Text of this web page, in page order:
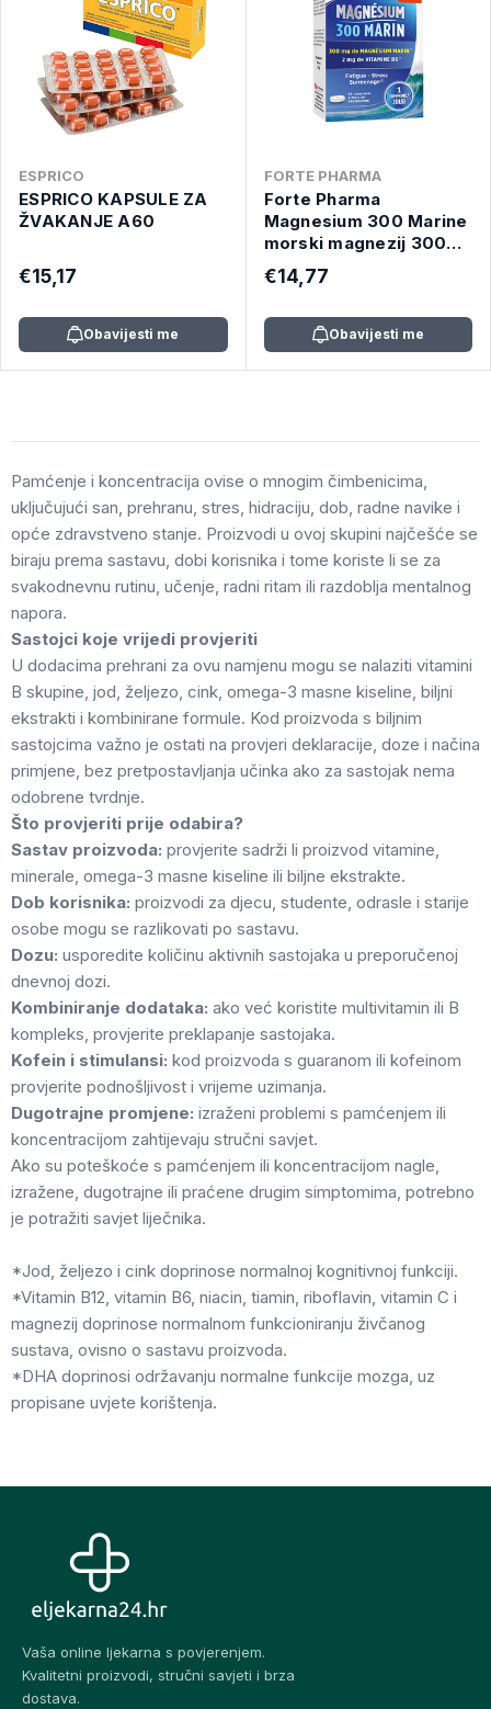
ESPRICO
ESPRICO KAPSULE ZA
ŽVAKANJE A60
€15,17
Obavijesti me
FORTE PHARMA
Forte Pharma
Magnesium 300 Marine
morski magnezij 300
mg, A56
€14,77
Obavijesti me
Pamćenje i koncentracija ovise o mnogim čimbenicima,
uključujući san, prehranu, stres, hidraciju, dob, radne navike i
opće zdravstveno stanje. Proizvodi u ovoj skupini najčešće se
biraju prema sastavu, dobi korisnika i tome koriste li se za
svakodnevnu rutinu, učenje, radni ritam ili razdoblja mentalnog
napora.
Sastojci koje vrijedi provjeriti
U dodacima prehrani za ovu namjenu mogu se nalaziti vitamini
B skupine, jod, željezo, cink, omega-3 masne kiseline, biljni
ekstrakti i kombinirane formule. Kod proizvoda s biljnim
sastojcima važno je ostati na provjeri deklaracije, doze i načina
primjene, bez pretpostavljanja učinka ako za sastojak nema
odobrene tvrdnje.
Što provjeriti prije odabira?
Sastav proizvoda: provjerite sadrži li proizvod vitamine,
minerale, omega-3 masne kiseline ili biljne ekstrakte.
Dob korisnika: proizvodi za djecu, studente, odrasle i starije
osobe mogu se razlikovati po sastavu.
Dozu: usporedite količinu aktivnih sastojaka u preporučenoj
dnevnoj dozi.
Kombiniranje dodataka: ako već koristite multivitamin ili B
kompleks, provjerite preklapanje sastojaka.
Kofein i stimulansi: kod proizvoda s guaranom ili kofeinom
provjerite podnošljivost i vrijeme uzimanja.
Dugotrajne promjene: izraženi problemi s pamćenjem ili
koncentracijom zahtijevaju stručni savjet.
Ako su poteškoće s pamćenjem ili koncentracijom nagle,
izražene, dugotrajne ili praćene drugim simptomima, potrebno
je potražiti savjet liječnika.
*Jod, željezo i cink doprinose normalnoj kognitivnoj funkciji.
*Vitamin B12, vitamin B6, niacin, tiamin, riboflavin, vitamin C i
magnezij doprinose normalnom funkcioniranju živčanog
sustava, ovisno o sastavu proizvoda.
*DHA doprinosi održavanju normalne funkcije mozga, uz
propisane uvjete korištenja.
Vaša online ljekarna s povjerenjem.
Kvalitetni proizvodi, stručni savjeti i brza
dostava.